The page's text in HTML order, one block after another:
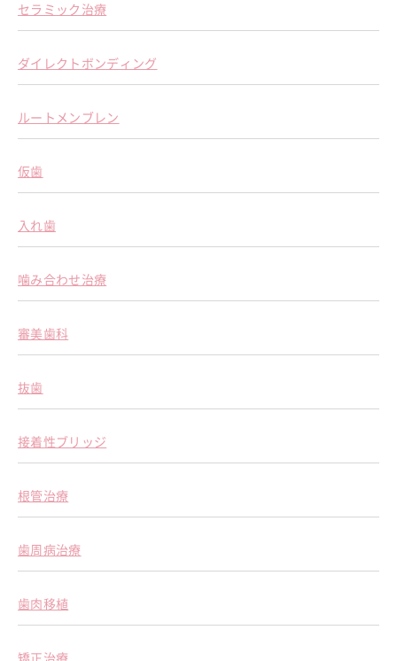
セラミック治療
ダイレクトボンディング
ルートメンブレン
仮歯
入れ歯
噛み合わせ治療
審美歯科
抜歯
接着性ブリッジ
根管治療
歯周病治療
歯肉移植
矯正治療